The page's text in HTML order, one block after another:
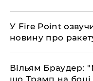
У Fire Point
новину про
Вільям Браудер:
що Трамп на боці